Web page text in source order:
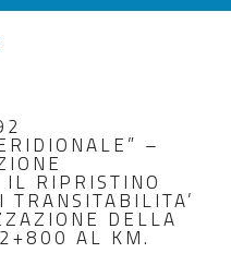
–
IL RIPRISTINO
DELLA
AL KM.